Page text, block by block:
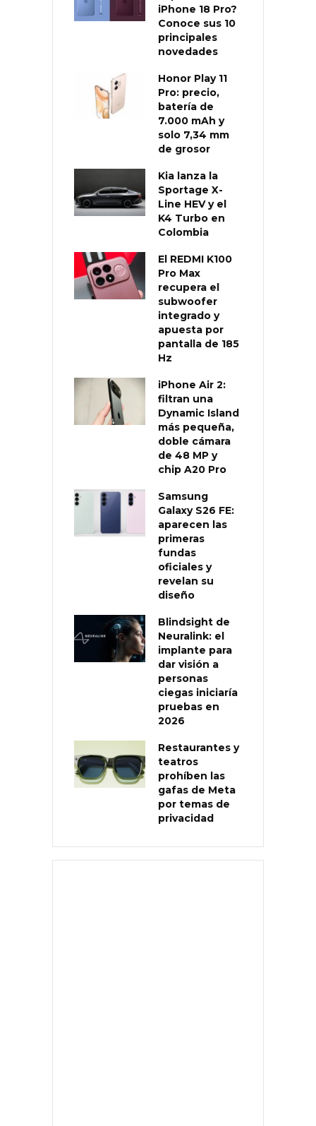
iPhone 18 Pro?
Conoce sus 10
principales
novedades
Honor Play 11
Pro: precio,
batería de
7.000 mAh y
solo 7,34 mm
de grosor
Kia lanza la
Sportage X-
Line HEV y el
K4 Turbo en
Colombia
El REDMI K100
Pro Max
recupera el
subwoofer
integrado y
apuesta por
pantalla de 185
Hz
iPhone Air 2:
filtran una
Dynamic Island
más pequeña,
doble cámara
de 48 MP y
chip A20 Pro
Samsung
Galaxy S26 FE:
aparecen las
primeras
fundas
oficiales y
revelan su
diseño
Blindsight de
Neuralink: el
implante para
dar visión a
personas
ciegas iniciaría
pruebas en
2026
Restaurantes y
teatros
prohíben las
gafas de Meta
por temas de
privacidad